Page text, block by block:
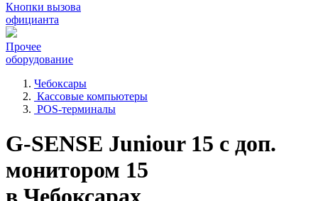
Кнопки вызова
официанта
Прочее
оборудование
Чебоксары
Кассовые компьютеры
POS-терминалы
G-SENSE Juniour 15 с доп.
монитором 15